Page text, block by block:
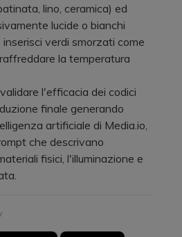
lino, ceramica) ed
lucide o bianchi
verdi smorzati come
la temperatura
l'efficacia dei codici
finale generando
artificiale di Media.io,
che descrivano
fisici, l'illuminazione e